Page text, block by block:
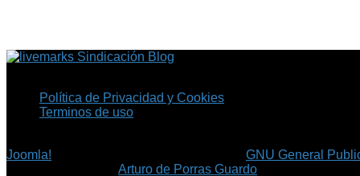
Sindicación Blog
Política de Privacidad y Cookies
Terminos de uso
Joomla!
GNU General
©Arturo de Porras Guardo